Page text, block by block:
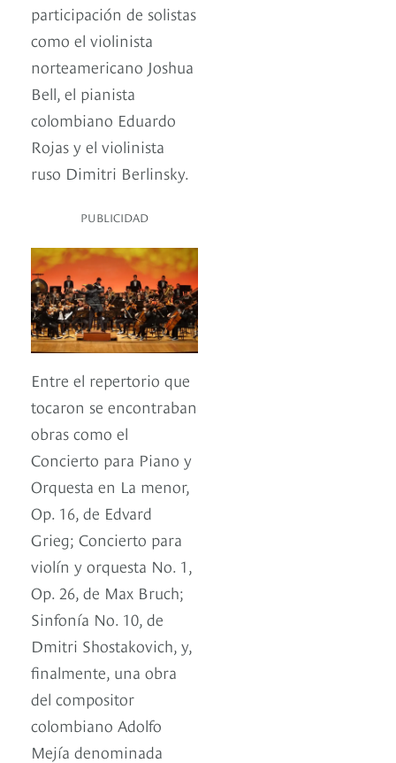
participación de solistas
como el violinista
norteamericano Joshua
Bell, el pianista
colombiano Eduardo
Rojas y el violinista
ruso Dimitri Berlinsky.
PUBLICIDAD
Entre el repertorio que
tocaron se encontraban
obras como el
Concierto para Piano y
Orquesta en La menor,
Op. 16, de Edvard
Grieg; Concierto para
violín y orquesta No. 1,
Op. 26, de Max Bruch;
Sinfonía No. 10, de
Dmitri Shostakovich, y,
finalmente, una obra
del compositor
colombiano Adolfo
Mejía denominada